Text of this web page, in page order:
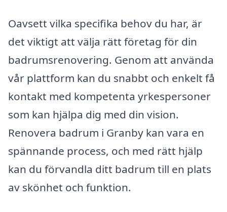
Oavsett vilka specifika behov du har, är
det viktigt att välja rätt företag för din
badrumsrenovering. Genom att använda
vår plattform kan du snabbt och enkelt få
kontakt med kompetenta yrkespersoner
som kan hjälpa dig med din vision.
Renovera badrum i Granby kan vara en
spännande process, och med rätt hjälp
kan du förvandla ditt badrum till en plats
av skönhet och funktion.